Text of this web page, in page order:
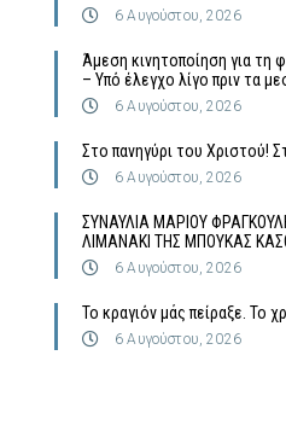
6 Αυγούστου, 2026
Άμεση κινητοποίηση για τη
– Υπό έλεγχο λίγο πριν τα
6 Αυγούστου, 2026
Στο πανηγύρι του Χριστού!
6 Αυγούστου, 2026
ΣΥΝΑΥΛΙΑ ΜΑΡΙΟΥ
ΛΙΜΑΝΑΚΙ ΤΗΣ ΜΠΟΥΚΑΣ
6 Αυγούστου, 2026
Το κραγιόν μάς πείραξε. Το
6 Αυγούστου, 2026